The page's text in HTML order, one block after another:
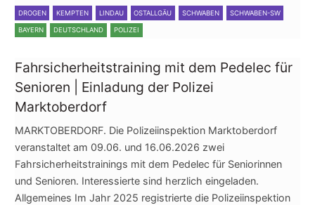
DROGEN KEMPTEN LINDAU OSTALLGÄU SCHWABEN SCHWABEN-SW
BAYERN DEUTSCHLAND POLIZEI
Fahrsicherheitstraining mit dem Pedelec für
Senioren | Einladung der Polizei
Marktoberdorf
MARKTOBERDORF. Die Polizeiinspektion Marktoberdorf
veranstaltet am 09.06. und 16.06.2026 zwei
Fahrsicherheitstrainings mit dem Pedelec für Seniorinnen
und Senioren. Interessierte sind herzlich eingeladen.
Allgemeines Im Jahr 2025 registrierte die Polizeiinspektion